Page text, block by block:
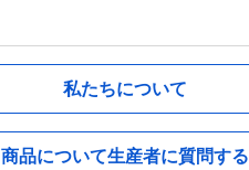
私たちについて
商品について生産者に質問する